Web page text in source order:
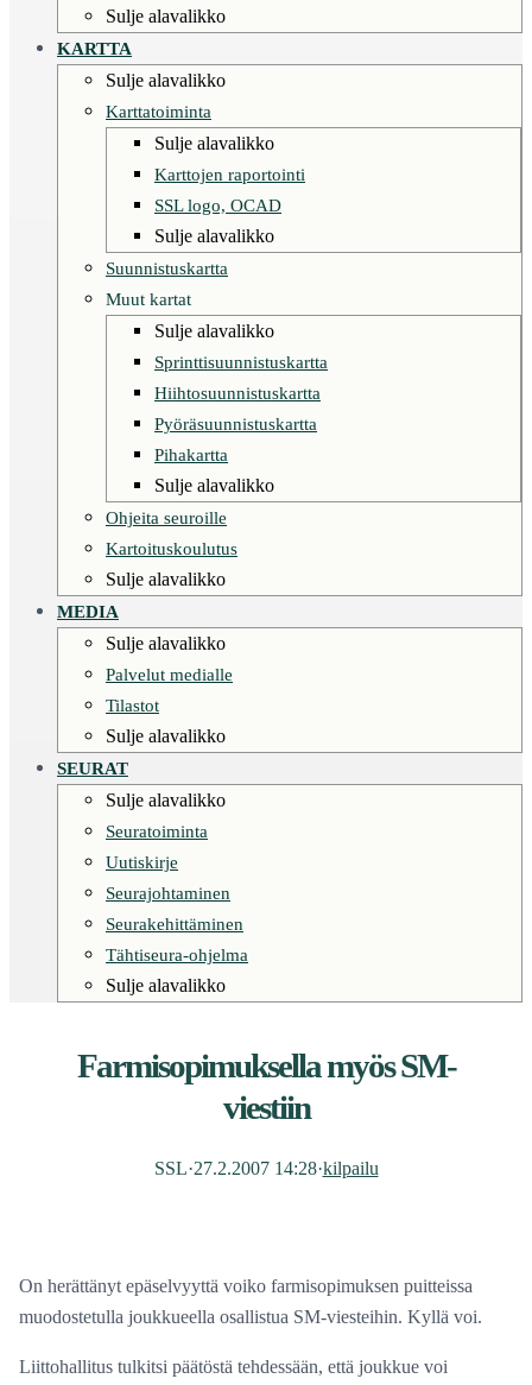
Sulje alavalikko
KARTTA
Sulje alavalikko
Karttatoiminta
Sulje alavalikko
Karttojen raportointi
SSL logo, OCAD
Sulje alavalikko
Suunnistuskartta
Muut kartat
Sulje alavalikko
Sprinttisuunnistuskartta
Hiihtosuunnistuskartta
Pyöräsuunnistuskartta
Pihakartta
Sulje alavalikko
Ohjeita seuroille
Kartoituskoulutus
Sulje alavalikko
MEDIA
Sulje alavalikko
Palvelut medialle
Tilastot
Sulje alavalikko
SEURAT
Sulje alavalikko
Seuratoiminta
Uutiskirje
Seurajohtaminen
Seurakehittäminen
Tähtiseura-ohjelma
Sulje alavalikko
Farmisopimuksella myös SM-
viestiin
SSL·27.2.2007 14:28·kilpailu
On herättänyt epäselvyyttä voiko farmisopimuksen puitteissa
muodostetulla joukkueella osallistua SM-viesteihin. Kyllä voi.
Liittohallitus tulkitsi päätöstä tehdessään, että joukkue voi